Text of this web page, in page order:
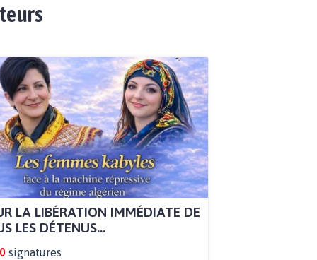
LA LIBÉRATION IMMÉDIATE DE
LES DÉTENUS...
signatures